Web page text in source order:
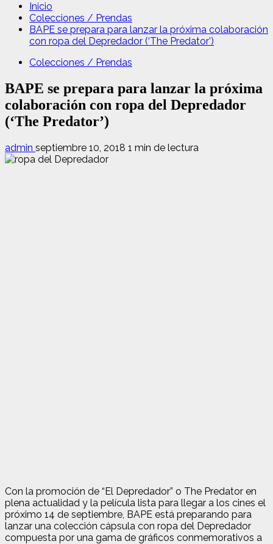
Inicio
Colecciones / Prendas
BAPE se prepara para lanzar la próxima colaboración
con ropa del Depredador (‘The Predator’)
Colecciones / Prendas
BAPE se prepara para lanzar la próxima
colaboración con ropa del Depredador
(‘The Predator’)
admin septiembre 10, 2018 1 min de lectura
Con la promoción de “El Depredador” o The Predator en
plena actualidad y la película lista para llegar a los cines el
próximo 14 de septiembre, BAPE está preparando para
lanzar una colección cápsula con ropa del Depredador
compuesta por una gama de gráficos conmemorativos a